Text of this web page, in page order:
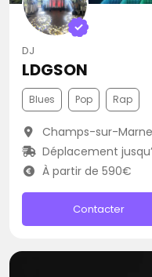
DJ
LDGSON
Blues Pop Rap
Champs-sur-
Déplacement
À partir de 590€
Contacter